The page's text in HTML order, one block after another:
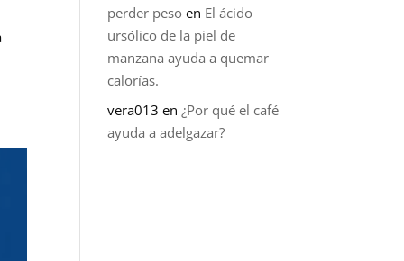
perder peso en El ácido
ursólico de la piel de
manzana ayuda a quemar
calorías.
vera013 en ¿Por qué el café
ayuda a adelgazar?